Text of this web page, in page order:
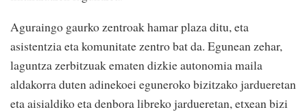
Aguraingo gaurko zentroak hamar plaza ditu, eta
asistentzia eta komunitate zentro bat da. Egunean zehar,
laguntza zerbitzuak ematen dizkie autonomia maila
aldakorra duten adinekoei eguneroko bizitzako jardueretan
eta aisialdiko eta denbora libreko jardueretan, etxean bizi